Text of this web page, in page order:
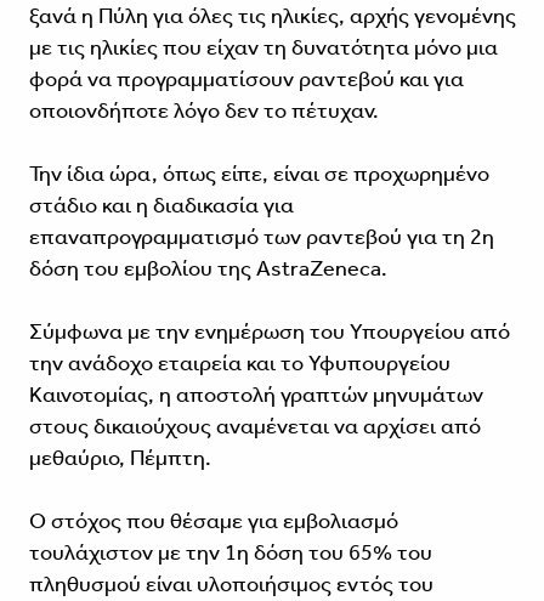
ξανά η Πύλη για όλες τις ηλικίες, αρχής γενομένης
με τις ηλικίες που είχαν τη δυνατότητα μόνο μια
φορά να προγραμματίσουν ραντεβού και για
οποιονδήποτε λόγο δεν το πέτυχαν.
Την ίδια ώρα, όπως είπε, είναι σε προχωρημένο
στάδιο και η διαδικασία για
επαναπρογραμματισμό των ραντεβού για τη 2η
δόση του εμβολίου της AstraZeneca.
Σύμφωνα με την ενημέρωση του Υπουργείου από
την ανάδοχο εταιρεία και το Υφυπουργείου
Καινοτομίας, η αποστολή γραπτών μηνυμάτων
στους δικαιούχους αναμένεται να αρχίσει από
μεθαύριο, Πέμπτη.
Ο στόχος που θέσαμε για εμβολιασμό
τουλάχιστον με την 1η δόση του 65% του
πληθυσμού είναι υλοποιήσιμος εντός του